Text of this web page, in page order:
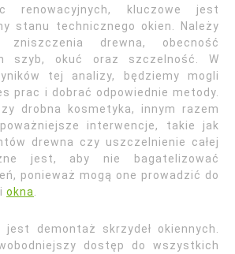
renowacyjnych, kluczowe jest
stanu technicznego okien. Należy
drewna, obecność
szyb, okuć oraz szczelność. W
tej analizy, będziemy mogli
prac i dobrać odpowiednie metody.
drobna kosmetyka, innym razem
interwencje, takie jak
drewna czy uszczelnienie całej
jest, aby nie bagatelizować
ponieważ mogą one prowadzić do
okna
jest demontaż skrzydeł okiennych.
dostęp do wszystkich